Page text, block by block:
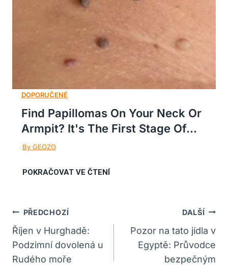
Find Papillomas On Your Neck Or
Armpit? It's The First Stage Of...
Navigace
Pro
Příspěvek
PŘEDCHOZÍ
Říjen v Hurghadě:
Podzimní dovolená u
Rudého moře
DALŠÍ
Pozor na tato jídla v
Egyptě: Průvodce
bezpečným